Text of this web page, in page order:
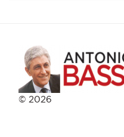
© 2026